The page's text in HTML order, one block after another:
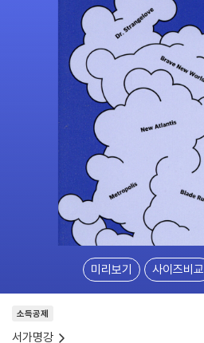
미리보기 사이즈비교
소득공제
서가명강